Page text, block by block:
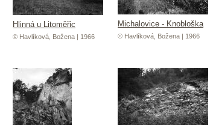
Hlinná u Litoměřic
© Havlíková, Božena | 1966
Michalovice - Knobloška
© Havlíková, Božena | 1966